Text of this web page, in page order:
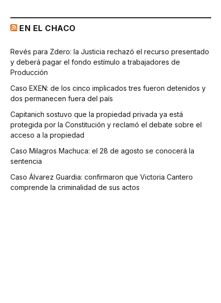
EN EL CHACO
Revés para Zdero: la Justicia rechazó el recurso presentado
y deberá pagar el fondo estímulo a trabajadores de
Producción
Caso EXEN: de los cinco implicados tres fueron detenidos y
dos permanecen fuera del país
Capitanich sostuvo que la propiedad privada ya está
protegida por la Constitución y reclamó el debate sobre el
acceso a la propiedad
Caso Milagros Machuca: el 28 de agosto se conocerá la
sentencia
Caso Álvarez Guardia: confirmaron que Victoria Cantero
comprende la criminalidad de sus actos